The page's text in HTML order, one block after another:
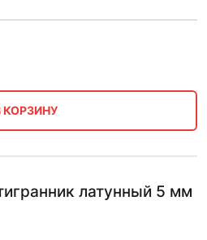
КОРЗИНУ
латунный 5 мм